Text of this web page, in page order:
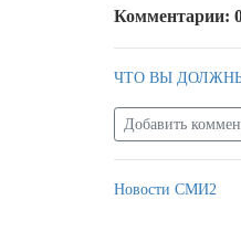
Комментарии:
ЧТО ВЫ
Добавить
Новости СМИ2